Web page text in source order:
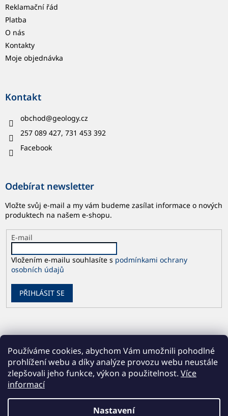
Používáme cookies, abychom Vám umožnili pohodlné
prohlížení webu a díky analýze provozu webu neustále
zlepšovali jeho funkce, výkon a použitelnost. Více
informací
Nastavení
Reklamační řád
Platba
O nás
Kontakty
Moje objednávka
Kontakt
obchod@geology.cz
257 089 427, 731 453 392
Facebook
Odebírat newsletter
Vložte svůj e-mail a my vám budeme zasílat informace o nových
produktech na našem e-shopu.
E-mail
Vložením e-mailu souhlasíte s podmínkami ochrany
osobních údajů
PŘIHLÁSIT SE